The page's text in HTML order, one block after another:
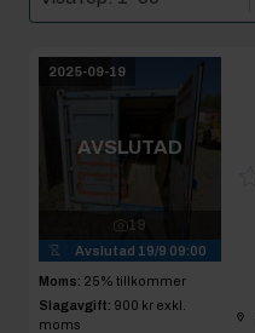
2025-09-19
AVSLUTAD
19
Avslutad 19/9 09:00
Moms: 25% tillkommer
Slagavgift: 900 kr exkl.
moms